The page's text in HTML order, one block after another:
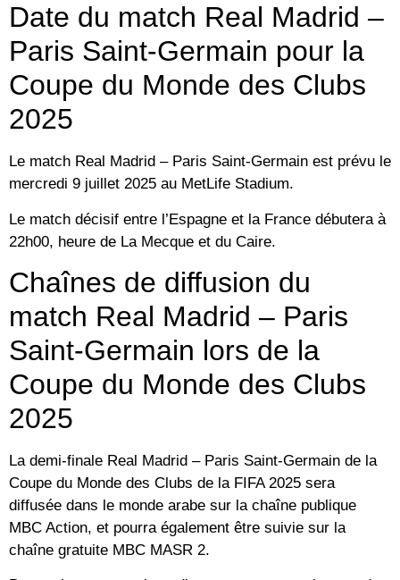
Date du match Real Madrid –
Paris Saint-Germain pour la
Coupe du Monde des Clubs
2025
Le match Real Madrid – Paris Saint-Germain est prévu le
mercredi 9 juillet 2025 au MetLife Stadium.
Le match décisif entre l’Espagne et la France débutera à
22h00, heure de La Mecque et du Caire.
Chaînes de diffusion du
match Real Madrid – Paris
Saint-Germain lors de la
Coupe du Monde des Clubs
2025
La demi-finale Real Madrid – Paris Saint-Germain de la
Coupe du Monde des Clubs de la FIFA 2025 sera
diffusée dans le monde arabe sur la chaîne publique
MBC Action, et pourra également être suivie sur la
chaîne gratuite MBC MASR 2.